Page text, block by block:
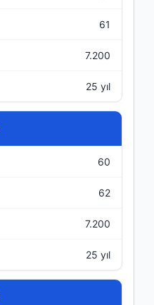
61
7.200
25 yıl
60
62
7.200
25 yıl